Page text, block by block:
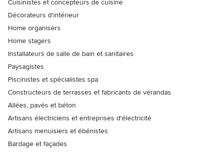
Cuisinistes et concepteurs de cuisine
Décorateurs d'intérieur
Home organisers
Home stagers
Installateurs de salle de bain et sanitaires
Paysagistes
Piscinistes et spécialistes spa
Constructeurs de terrasses et fabricants de vérandas
Allées, pavés et béton
Artisans électriciens et entreprises d'électricité
Artisans menuisiers et ébénistes
Bardage et façades